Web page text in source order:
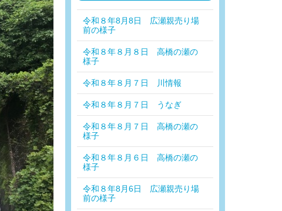
令和８年8月8日 広瀬親売り場
前の様子
令和８年８月８日 高橋の瀬の
様子
令和８年８月７日 川情報
令和８年８月７日 うなぎ
令和８年８月７日 高橋の瀬の
様子
令和８年８月６日 高橋の瀬の
様子
令和８年8月6日 広瀬親売り場
前の様子